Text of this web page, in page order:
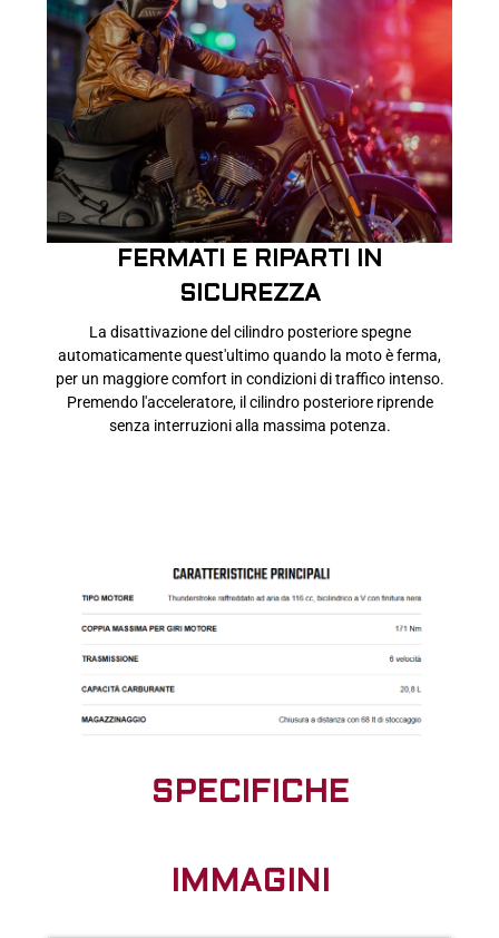
FERMATI E RIPARTI IN
SICUREZZA
La disattivazione del cilindro posteriore spegne
automaticamente quest'ultimo quando la moto è ferma,
per un maggiore comfort in condizioni di traffico intenso.
Premendo l'acceleratore, il cilindro posteriore riprende
senza interruzioni alla massima potenza.
SPECIFICHE
IMMAGINI